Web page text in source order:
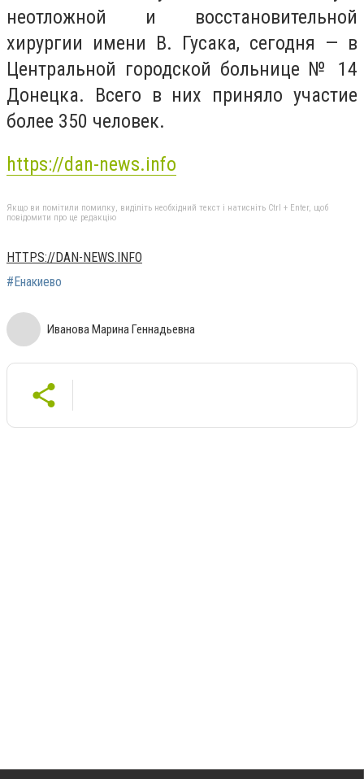
неотложной и восстановительной
хирургии имени В. Гусака, сегодня — в
Центральной городской больнице № 14
Донецка. Всего в них приняло участие
более 350 человек.
https://dan-news.info
Якщо ви помітили помилку, виділіть необхідний текст і натисніть Ctrl + Enter, щоб
повідомити про це редакцію
HTTPS://DAN-NEWS.INFO
#Енакиево
Иванова Марина Геннадьевна